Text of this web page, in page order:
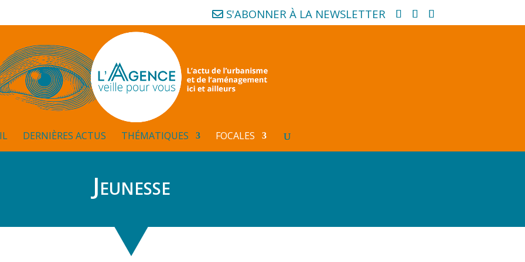
S'ABONNER À LA NEWSLETTER
DERNIÈRES ACTUS THÉMATIQUES FOCALES
Jeunesse